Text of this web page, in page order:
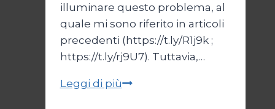
illuminare questo problema, al
quale mi sono riferito in articoli
precedenti (https://t.ly/R1j9k ;
https://t.ly/rj9U7). Tuttavia,…
Leggi di piùRicchezza